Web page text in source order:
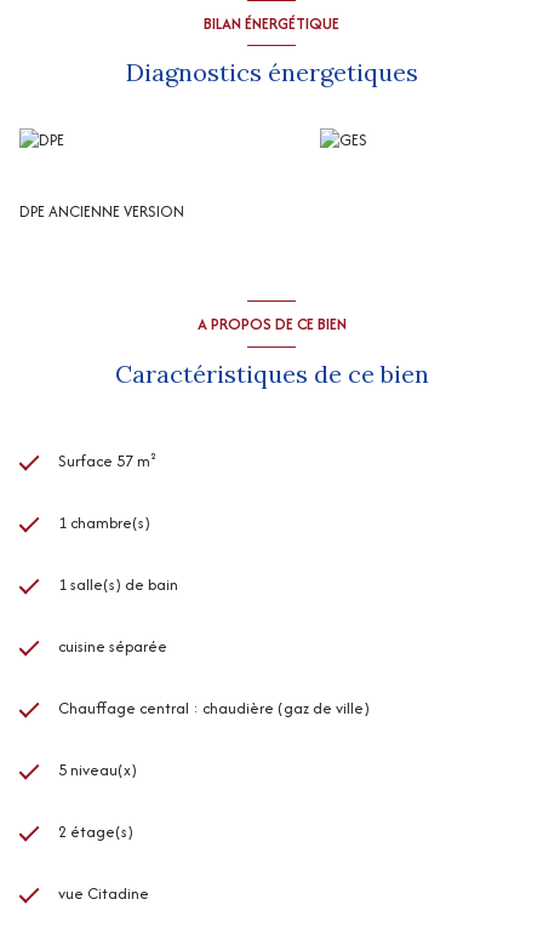
BILAN ÉNERGÉTIQUE
Diagnostics énergetiques
DPE ANCIENNE VERSION
A PROPOS DE CE BIEN
Caractéristiques de ce bien
Surface 57 m²
1 chambre(s)
1 salle(s) de bain
cuisine séparée
Chauffage central : chaudière (gaz de ville)
5 niveau(x)
2 étage(s)
vue Citadine